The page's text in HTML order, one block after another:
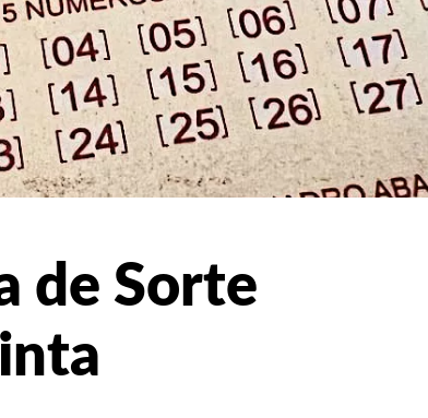
de Sorte